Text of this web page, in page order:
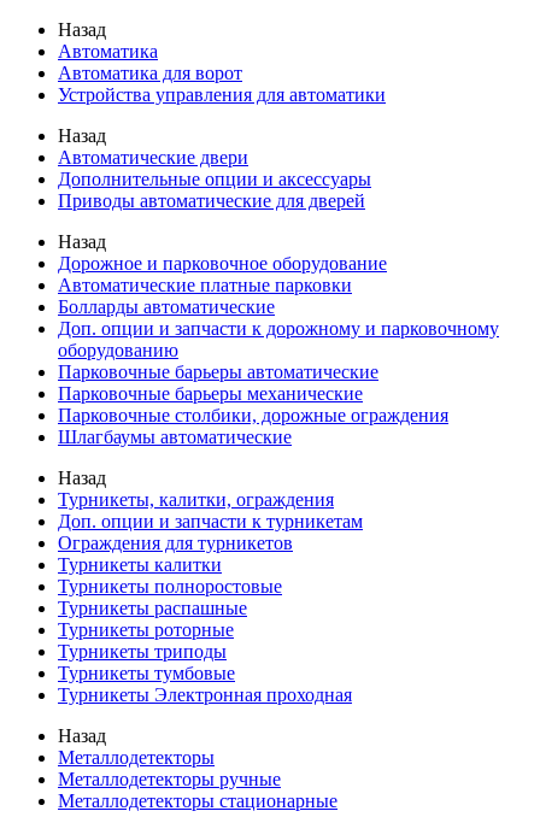
Назад
Автоматика
Автоматика для ворот
Устройства управления для автоматики
Назад
Автоматические двери
Дополнительные опции и аксессуары
Приводы автоматические для дверей
Назад
Дорожное и парковочное оборудование
Автоматические платные парковки
Болларды автоматические
Доп. опции и запчасти к дорожному и парковочному
оборудованию
Парковочные барьеры автоматические
Парковочные барьеры механические
Парковочные столбики, дорожные ограждения
Шлагбаумы автоматические
Назад
Турникеты, калитки, ограждения
Доп. опции и запчасти к турникетам
Ограждения для турникетов
Турникеты калитки
Турникеты полноростовые
Турникеты распашные
Турникеты роторные
Турникеты триподы
Турникеты тумбовые
Турникеты Электронная проходная
Назад
Металлодетекторы
Металлодетекторы ручные
Металлодетекторы стационарные